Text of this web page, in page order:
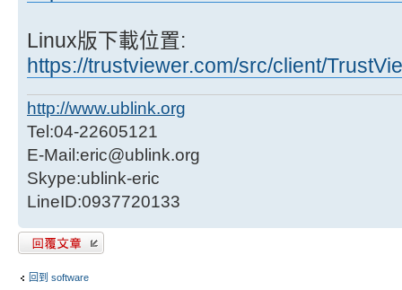
Linux版下載位置:
https://trustviewer.com/src/client/
http://www.ublink.org
Tel:04-22605121
E-Mail:eric@ublink.org
Skype:ublink-eric
LineID:0937720133
發表回覆
回到 software